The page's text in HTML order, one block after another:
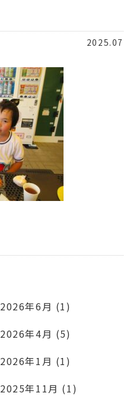
2025.07
2026年6月 (1)
2026年4月 (5)
2026年1月 (1)
2025年11月 (1)